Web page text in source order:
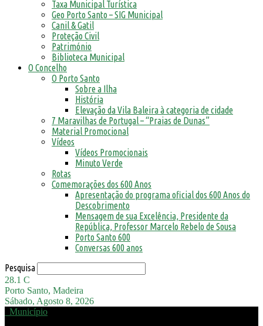
Taxa Municipal Turística
Geo Porto Santo – SIG Municipal
Canil & Gatil
Proteção Civil
Património
Biblioteca Municipal
O Concelho
O Porto Santo
Sobre a Ilha
História
Elevação da Vila Baleira à categoria de cidade
7 Maravilhas de Portugal – “Praias de Dunas”
Material Promocional
Vídeos
Vídeos Promocionais
Minuto Verde
Rotas
Comemorações dos 600 Anos
Apresentação do programa oficial dos 600 Anos do
Descobrimento
Mensagem de sua Excelência, Presidente da
República, Professor Marcelo Rebelo de Sousa
Porto Santo 600
Conversas 600 anos
Pesquisa
28.1 C
Porto Santo, Madeira
Sábado, Agosto 8, 2026
Município